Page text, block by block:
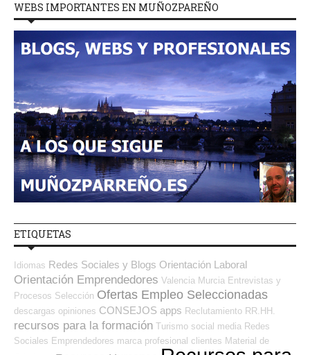
WEBS IMPORTANTES EN MUÑOZPAREÑO
ETIQUETAS
Idiomas Redes Sociales y Blogs Orientación Laboral
Orientación Emprendedores Valencia Murcia Entrevistas y
Procesos Selección Ofertas Empleo Seleccionadas
descargas opiniones CONSEJOS apps Reclutamiento RR.HH.
recursos para la formación Turismo social media Redes
Sociales Emprendedores marca profesional clientes Material de